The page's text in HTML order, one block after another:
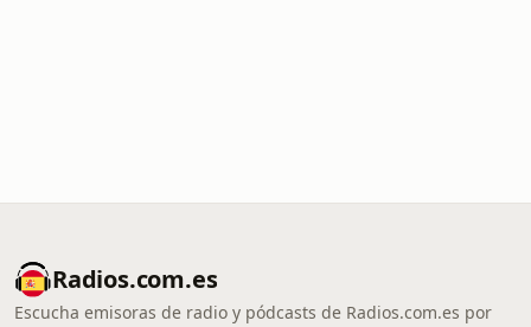
Radios.com.es
Escucha emisoras de radio y pódcasts de Radios.com.es por